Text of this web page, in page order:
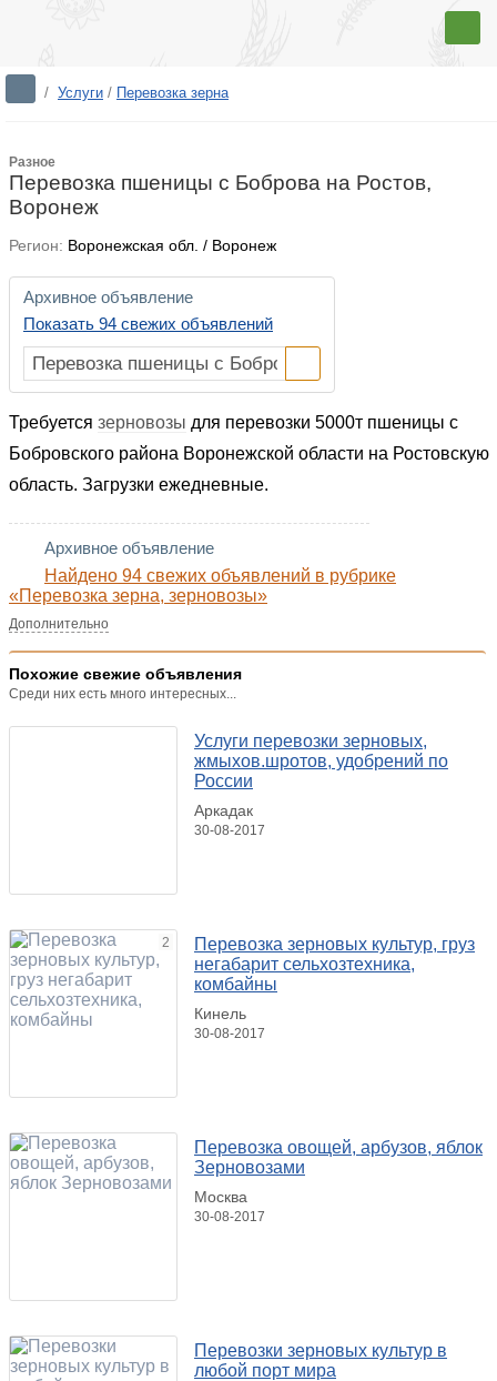
/ Услуги / Перевозка зерна
Разное
Перевозка пшеницы с Боброва на Ростов,
Воронеж
Регион: Воронежская обл. / Воронеж
Архивное объявление
Показать 94 свежих объявлений
Требуется зерновозы для перевозки 5000т пшеницы с
Бобровского района Воронежской области на Ростовскую
область. Загрузки ежедневные.
Архивное объявление
Найдено 94 свежих объявлений в рубрике
«Перевозка зерна, зерновозы»
Дополнительно
Похожие свежие объявления
Среди них есть много интересных...
Услуги перевозки зерновых,
жмыхов.шротов, удобрений по
России
Аркадак
30-08-2017
2
Перевозка зерновых культур, груз
негабарит сельхозтехника,
комбайны
Кинель
30-08-2017
Перевозка овощей, арбузов, яблок
Зерновозами
Москва
30-08-2017
Перевозки зерновых культур в
любой порт мира